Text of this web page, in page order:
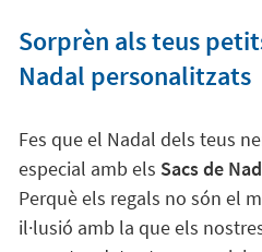
Sorprèn als teus
Nadal personalitzats
Fes que el Nadal dels teus
especial amb els Sacs de
Perquè els regals no són el
il·lusió amb la que els